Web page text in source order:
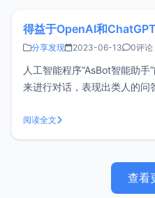
分享发现 2023-06-13 0评论
人工智能程序“AsBot智能助
来进行对话，表现出类人的问
理能力。从最开始的WEB网页
（Windows + macOS）：
阅读全文
查看